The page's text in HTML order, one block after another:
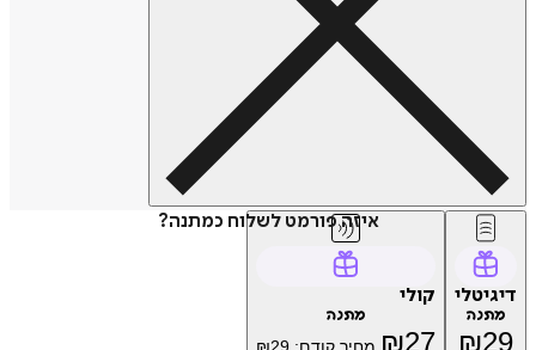
איזה פורמט לשלוח כמתנה?
₪
קולי
₪ 27